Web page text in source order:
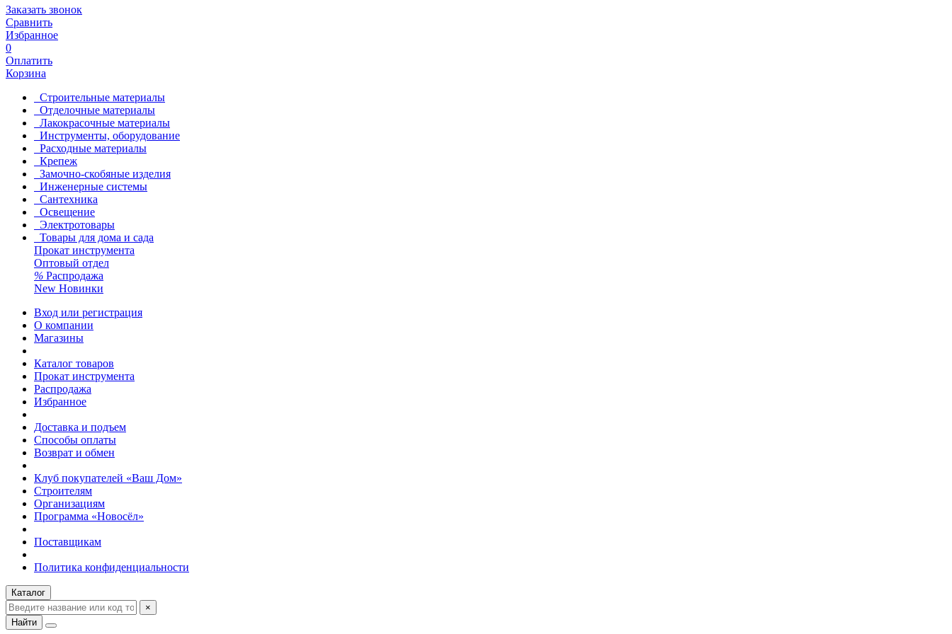
Заказать звонок
Сравнить
Избранное
0
Оплатить
Корзина
Строительные материалы
Отделочные материалы
Лакокрасочные материалы
Инструменты, оборудование
Расходные материалы
Крепеж
Замочно-скобяные изделия
Инженерные системы
Сантехника
Освещение
Электротовары
Товары для дома и сада
Прокат инструмента
Оптовый отдел
% Распродажа
New Новинки
Вход или регистрация
О компании
Магазины
Каталог товаров
Прокат инструмента
Распродажа
Избранное
Доставка и подъем
Способы оплаты
Возврат и обмен
Клуб покупателей «Ваш Дом»
Строителям
Организациям
Программа «Новосёл»
Поставщикам
Политика конфиденциальности
Каталог
×
Найти